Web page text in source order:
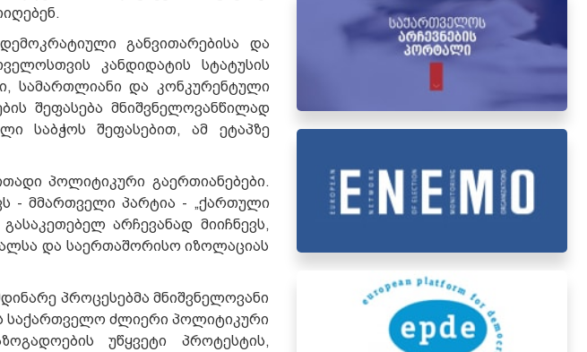
განვითარებისა და
კანდიდატის სტატუსის
სამართლიანი და კონკურენტული
შეფასება მნიშვნელოვანწილად
საბჭოს შეფასებით, ამ ეტაპზე
პოლიტიკური გაერთიანებები.
- მმართველი პარტია - „ქართული
არჩევანად მიიჩნევს,
და საერთაშორისო იზოლაციას
პროცესებმა მნიშვნელოვანი
საქართველო ძლიერი პოლიტიკური
უწყვეტი პროტესტის,